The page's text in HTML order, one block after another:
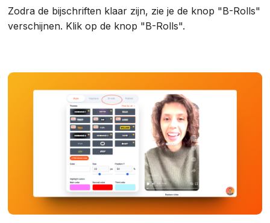
Zodra de bijschriften klaar zijn, zie je de knop "B-Rolls"
verschijnen. Klik op de knop "B-Rolls".